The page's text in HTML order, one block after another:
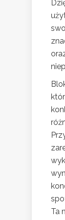
Ta